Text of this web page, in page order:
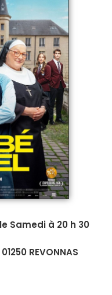
Samedi à 20 h 30
REVONNAS